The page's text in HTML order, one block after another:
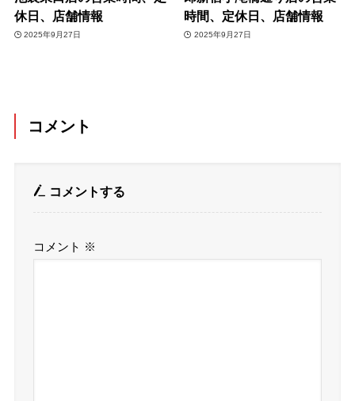
休日、店舗情報
2025年9月27日
時間、定休日、店舗情報
2025年9月27日
コメント
コメントする
コメント ※